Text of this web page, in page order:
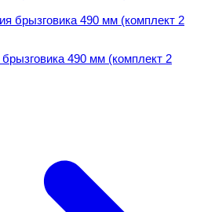
490 мм (комплект 2